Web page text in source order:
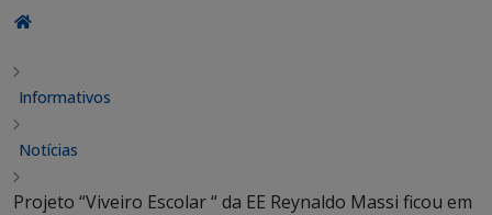
Informativos
Notícias
Projeto “Viveiro Escolar “ da EE Reynaldo Massi ficou em